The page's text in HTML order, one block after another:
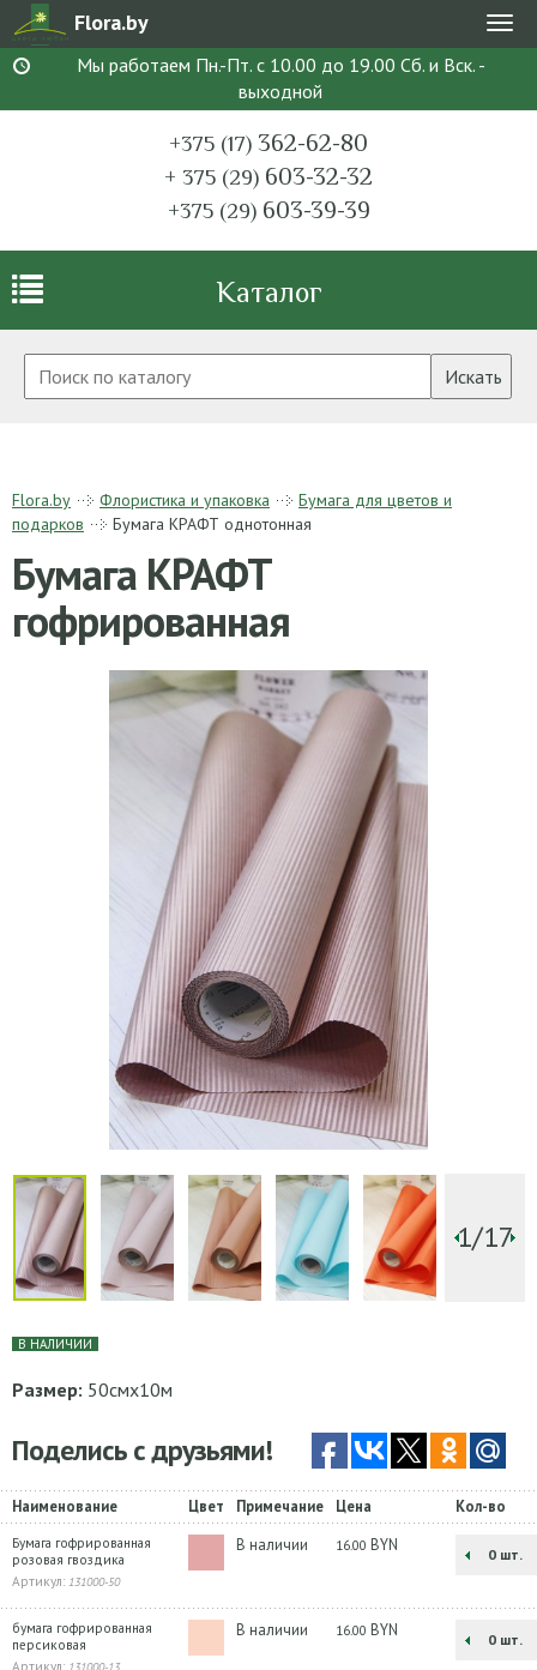
Flora.by
Мы работаем Пн.-Пт. с 10.00 до 19.00 Сб. и Вск. -
выходной
+375 (17) 362-62-80
+ 375 (29) 603-32-32
+375 (29)603-39-39
Каталог
Искать
Flora.by Флористика и упаковка
Бумага для цветов и
подарков
Бумага КРАФТ однотонная
Бумага КРАФТ
гофрированная
1/17
В НАЛИЧИИ
Размер: 50смх10м
Поделись с друзьями!
Наименование Цвет Примечание Цена Кол-во
Бумага гофрированная
розовая гвоздика
Артикул: 131000-50
В наличии 16.00 BYN
шт.
бумага гофрированная
персиковая
Артикул:
В наличии 16.00 BYN
шт.